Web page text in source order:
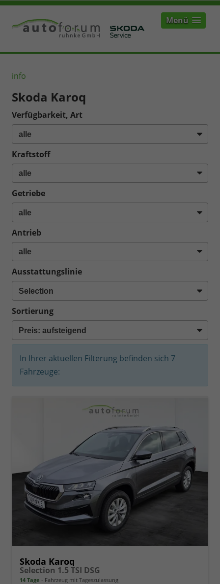
Menü
info
Skoda Karoq
Verfügbarkeit, Art
Kraftstoff
Getriebe
Antrieb
Ausstattungslinie
Sortierung
In Ihrer aktuellen Filterung befinden sich 7
Fahrzeuge:
Skoda Karoq
Selection 1.5 TSI DSG
14 Tage Fahrzeug mit Tageszulassung